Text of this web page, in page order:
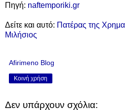
Πηγή: naftemporiki.gr
Δείτε και αυτό: Πατέρας της
Μιλήσιος
Afirimeno Blog
Κοινή χρήση
Δεν υπάρχουν σχόλια: